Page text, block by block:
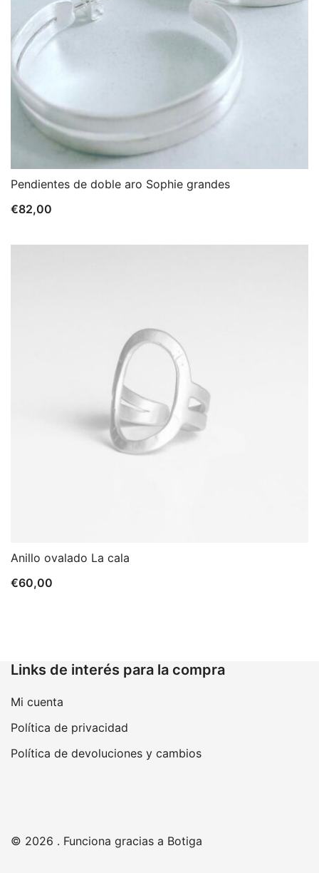
Pendientes de doble aro Sophie grandes
€82,00
Anillo ovalado La cala
€60,00
Links de interés para la compra
Mi cuenta
Política de privacidad
Política de devoluciones y cambios
© 2026 . Funciona gracias a Botiga